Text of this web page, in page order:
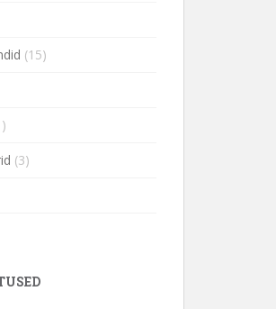
(15)
(3)